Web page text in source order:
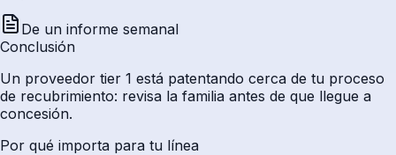
De un informe semanal
Conclusión
Un proveedor tier 1 está patentando cerca de tu proceso
de recubrimiento: revisa la familia antes de que llegue a
concesión.
Por qué importa para tu línea